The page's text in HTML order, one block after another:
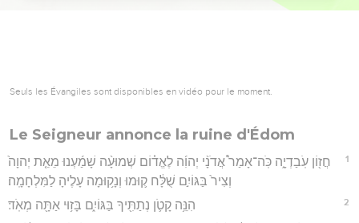
Seuls les Évangiles sont disponibles en vidéo pour le moment.
Le Seigneur annonce la ruine d'Édom
1
חֲז֖וֹן עֹֽבַדְיָ֑ה כֹּֽה־אָמַר֩ אֲדֹנָ֨י יְהוִ֜ה לֶאֱד֗וֹם שְׁמוּעָ֨ה שָׁמַ֜עְנוּ מֵאֵ֤ת יְהוָה֙
וְצִיר֙ בַּגּוֹיִ֣ם שֻׁלָּ֔ח ק֛וּמוּ וְנָק֥וּמָה עָלֶיהָ לַמִּלְחָמָֽה׃
2 הִנֵּ֥ה קָטֹ֛ן נְתַתִּ֖יךָ בַּגּוֹיִ֑ם בָּז֥וּי אַתָּ֖ה מְאֹֽד׃